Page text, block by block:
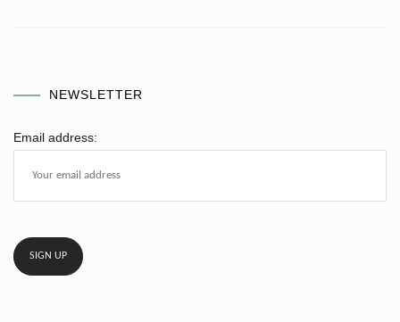
NEWSLETTER
Email address: